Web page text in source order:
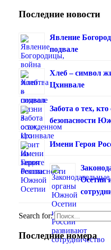
Последние новости
Явление
подвале
Хлеб – символ
Цхинвале
Забота о тех,
безопасности
Имени Героя
Осетии
Search for:
Последние номера